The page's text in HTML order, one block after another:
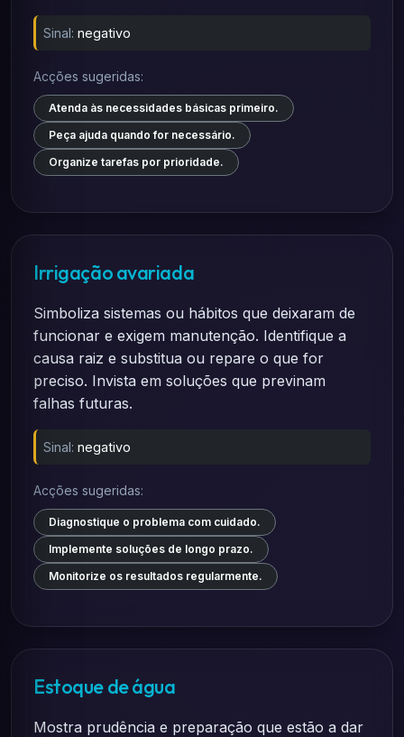
Sinal: negativo
Acções sugeridas:
Atenda às necessidades básicas primeiro.
Peça ajuda quando for necessário.
Organize tarefas por prioridade.
Irrigação avariada
Simboliza sistemas ou hábitos que deixaram de
funcionar e exigem manutenção. Identifique a
causa raiz e substitua ou repare o que for
preciso. Invista em soluções que previnam
falhas futuras.
Sinal: negativo
Acções sugeridas:
Diagnostique o problema com cuidado.
Implemente soluções de longo prazo.
Monitorize os resultados regularmente.
Estoque de água
Mostra prudência e preparação que estão a dar